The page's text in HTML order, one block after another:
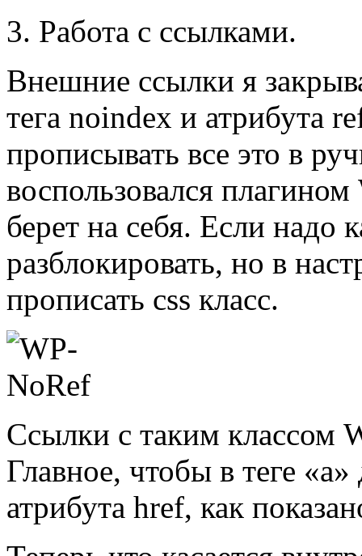
3. Работа с ссылками.
Внешние ссылки я
тега noindex и атрибута
прописывать все это в
воспользовался
берет на себя. Если надо
разблокировать, но в
прописать css класс.
Ссылки с таким классом
Главное, чтобы в теге
атрибута href, как